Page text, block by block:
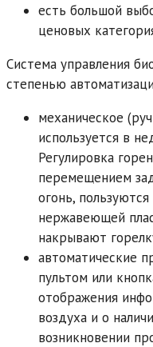
есть большой
ценовых
Система управления
степенью
механическое
используется в
Регулировка
перемещением
огонь,
нержавеющей
накрывают
автоматические
пультом или
отображения
воздуха и о
возникновении